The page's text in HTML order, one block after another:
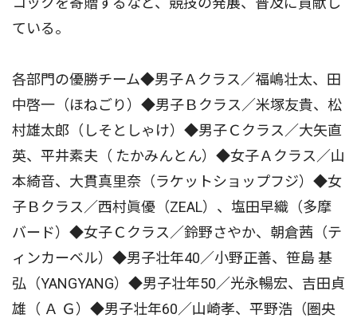
ている。
各部門の優勝チーム◆男子Ａクラス／福嶋壮太、田
中啓一（ほねごり）◆男子Ｂクラス／米塚友貴、松
村雄太郎（しそとしゃけ）◆男子Ｃクラス／大矢直
英、平井素夫（ たかみんとん）◆女子Ａクラス／山
本綺音、大貫真里奈（ラケットショップフジ）◆女
子Ｂクラス／西村眞優（ZEAL）、塩田早織（多摩
バード）◆女子Ｃクラス／鈴野さやか、朝倉茜（テ
ィンカーベル）◆男子壮年40／小野正善、笹島 基
弘（YANGYANG）◆男子壮年50／光永暢宏、吉田貞
雄（ Ａ Ｇ）◆男子壮年60／山崎孝、平野浩（圏央